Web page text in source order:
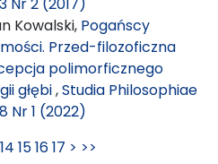
Kowalski, Pogańscy
Przed-filozoficzna
polimorficznego
głębi,Studia Philosophiae
Nr 1 (2022)
14 151617 > >>